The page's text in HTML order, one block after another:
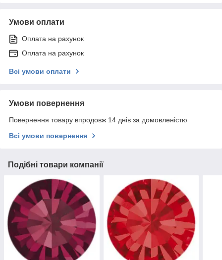
Умови оплати
Оплата на рахунок
Оплата на рахунок
Всі умови оплати
Умови повернення
Повернення товару впродовж 14 днів за домовленістю
Всі умови повернення
Подібні товари компанії